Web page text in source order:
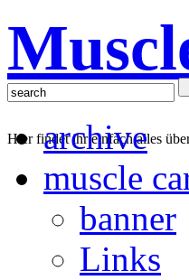
Hier findet ihr einfach alles
archive
muscle
banner
Links